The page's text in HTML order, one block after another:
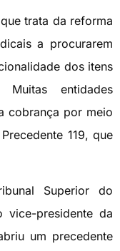
trata da reforma
a procurarem
dos itens
entidades
cobrança por meio
119, que
Superior do
vice-presidente da
um precedente